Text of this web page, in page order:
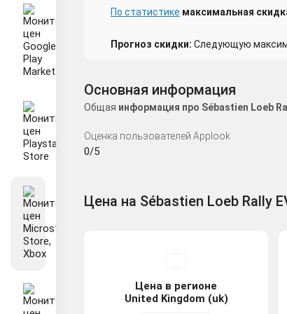
По статистике максимальная
Прогноз скидки: Следующую
Основная информация
Общая информация про Sébastien Loeb
Оценка пользователей Applook
0/5
Цена на Sébastien Loeb Rally
Цена в регионе
United Kingdom (uk)